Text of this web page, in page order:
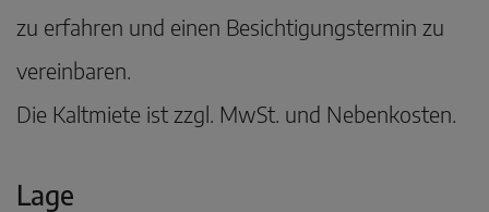
zu erfahren und einen Besichtigungstermin zu
vereinbaren.
Die Kaltmiete ist zzgl. MwSt. und Nebenkosten.
Lage